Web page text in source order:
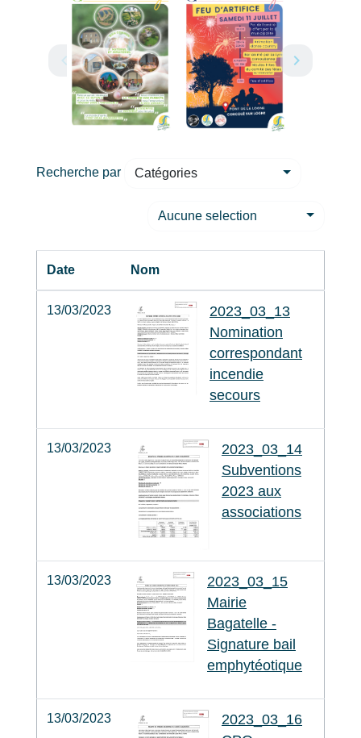
Recherche par Catégories
Aucune selection
Date Nom
13/03/2023
2023_03_13
Nomination
correspondant
incendie
secours
13/03/2023
2023_03_14
Subventions
2023 aux
associations
13/03/2023
2023_03_15
Mairie
Bagatelle -
Signature bail
emphytéotique
13/03/2023
2023_03_16